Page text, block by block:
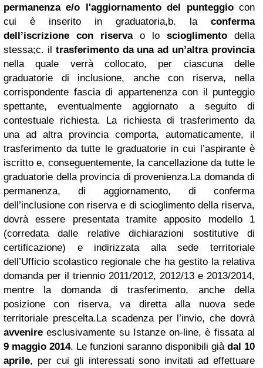
permanenza e/o l'aggiornamento del punteggiocon
cui è inserito in graduatoria,b. la conferma
dell’iscrizione con riservao lo scioglimento della
stessa;c. il trasferimento da una ad un’altra provincia
nella quale verrà collocato, per ciascuna delle
graduatorie di inclusione, anche con riserva, nella
corrispondente fascia di appartenenza con il punteggio
spettante, eventualmente aggiornato a seguito di
contestuale richiesta. La richiesta di trasferimento da
una ad altra provincia comporta, automaticamente, il
trasferimento da tutte le graduatorie in cui l’aspirante è
iscritto e, conseguentemente, la cancellazione da tutte le
graduatorie della provincia di provenienza.La domanda di
permanenza, di aggiornamento, di conferma
dell’inclusione con riserva e di scioglimento della riserva,
dovrà essere presentata tramite apposito modello 1
(corredata dalle relative dichiarazioni sostitutive di
certificazione) e indirizzata alla sede territoriale
dell’Ufficio scolastico regionale che ha gestito la relativa
domanda per il triennio 2011/2012, 2012/13 e 2013/2014,
mentre la domanda di trasferimento, anche della
posizione con riserva, va diretta alla nuova sede
territoriale prescelta.La scadenza per l’invio, che dovrà
avvenire esclusivamente su Istanze on-line, è fissata al
9 maggio 2014. Le funzioni saranno disponibili già dal 10
aprile, per cui gli interessati sono invitati ad effettuare